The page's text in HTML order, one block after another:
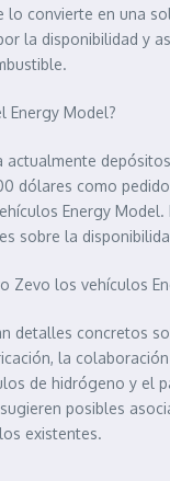
lo convierte en una
la disponibilidad y
Energy Model?
actualmente
dólares como
Energy Model.
sobre la
Zevo los vehículos
detalles concretos
la
de hidrógeno y el
posibles
existentes.